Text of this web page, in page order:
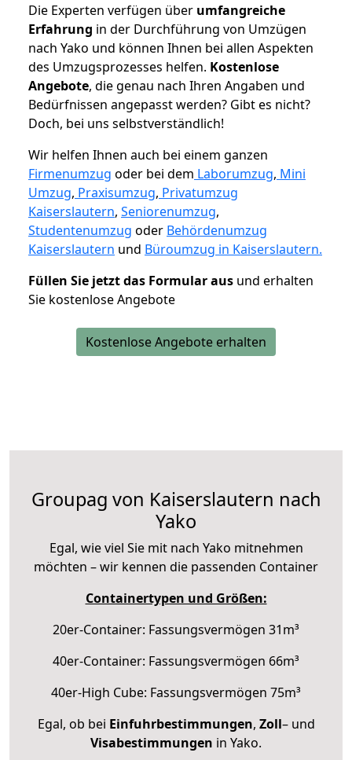
Die Experten verfügen über umfangreiche
Erfahrung in der Durchführung von Umzügen
nach Yako und können Ihnen bei allen Aspekten
des Umzugsprozesses helfen. Kostenlose
Angebote, die genau nach Ihren Angaben und
Bedürfnissen angepasst werden? Gibt es nicht?
Doch, bei uns selbstverständlich!
Wir helfen Ihnen auch bei einem ganzen
Firmenumzug oder bei dem Laborumzug, Mini
Umzug, Praxisumzug, Privatumzug
Kaiserslautern, Seniorenumzug,
Studentenumzug oder Behördenumzug
Kaiserslautern und Büroumzug in Kaiserslautern.
Füllen Sie jetzt das Formular aus und erhalten
Sie kostenlose Angebote
Kostenlose Angebote erhalten
Groupag von Kaiserslautern nach
Yako
Egal, wie viel Sie mit nach Yako mitnehmen
möchten – wir kennen die passenden Container
Containertypen und Größen:
20er-Container: Fassungsvermögen 31m³
40er-Container: Fassungsvermögen 66m³
40er-High Cube: Fassungsvermögen 75m³
Egal, ob bei Einfuhrbestimmungen, Zoll– und
Visabestimmungen in Yako.